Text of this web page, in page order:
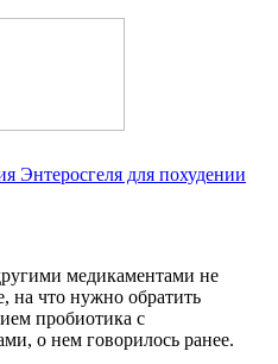
Энтеросгеля для похудении
медикаментами не
на что нужно обратить
пробиотика с
о нем говорилось ранее.